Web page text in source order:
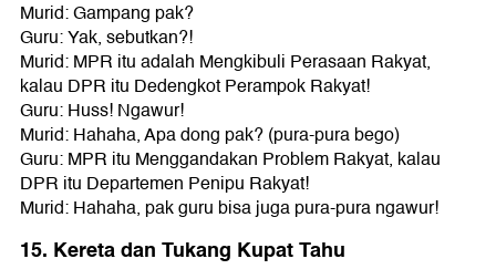
Murid: Gampang pak?
Guru: Yak, sebutkan?!
Murid: MPR itu adalah Mengkibuli Perasaan Rakyat,
kalau DPR itu Dedengkot Perampok Rakyat!
Guru: Huss! Ngawur!
Murid: Hahaha, Apa dong pak? (pura-pura bego)
Guru: MPR itu Menggandakan Problem Rakyat, kalau
DPR itu Departemen Penipu Rakyat!
Murid: Hahaha, pak guru bisa juga pura-pura ngawur!
15. Kereta dan Tukang Kupat Tahu